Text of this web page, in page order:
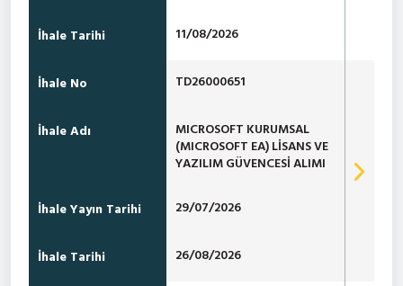
İhale Tarihi 11/08/2026
İhale No TD26000651
İhale Adı
MICROSOFT KURUMSAL
(MICROSOFT EA) LİSANS VE
YAZILIM GÜVENCESİ ALIMI
İhale Yayın Tarihi 29/07/2026
İhale Tarihi 26/08/2026